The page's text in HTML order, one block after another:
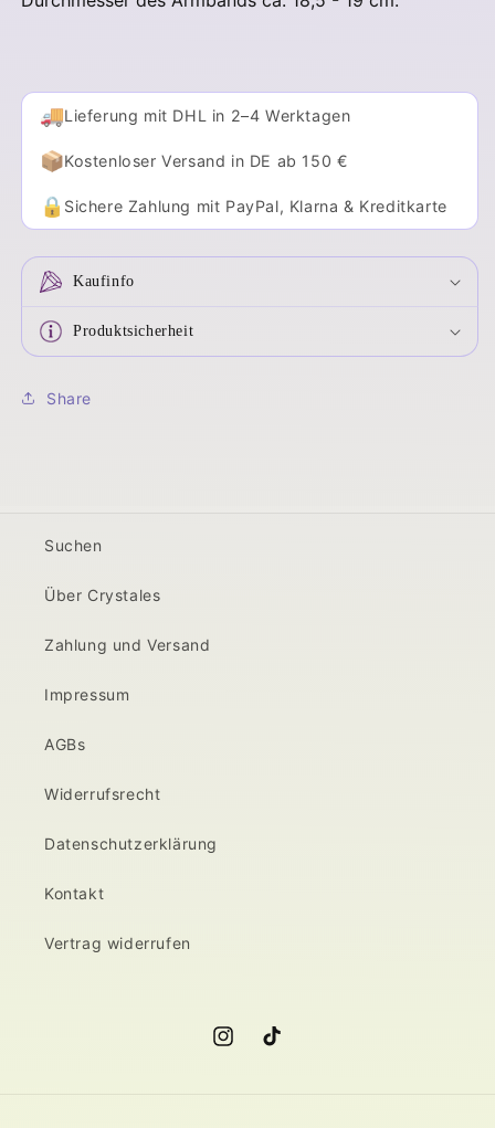
🚚Lieferung mit DHL in 2–4 Werktagen
📦Kostenloser Versand in DE ab 150 €
🔒 Sichere Zahlung mit PayPal, Klarna & Kreditkarte
Kaufinfo
Produktsicherheit
Share
Suchen
Über Crystales
Zahlung und Versand
Impressum
AGBs
Widerrufsrecht
Datenschutzerklärung
Kontakt
Vertrag widerrufen
InstagramTikTok